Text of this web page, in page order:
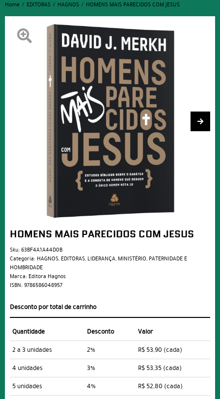
Home EDITORAS HAGNOS HOMENS MAIS PARECIDOS COM JESUS
HOMENS MAIS PARECIDOS COM JESUS
Sku: 63BF4A1A44D0B
Categoria: HAGNOS, EDITORAS, LIDERANÇA, MINISTÉRIO, PATERNIDADE E
HOMBRIDADE
Marca: Editora Hagnos
ISBN: 9786586048957
Desconto por total de carrinho
Quantidade Desconto
Valor
2 a 3 unidades
2% R$ 53,90 (cada)
4 unidades
3% R$ 53,35 (cada)
5 unidades
4% R$ 52,80 (cada)